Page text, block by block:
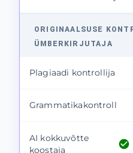
ORIGINAALSUSE
ÜMBERKIRJUTAJA
Plagiaadi kontrollija
Grammatikakontroll
AI kokkuvõtte
koostaja